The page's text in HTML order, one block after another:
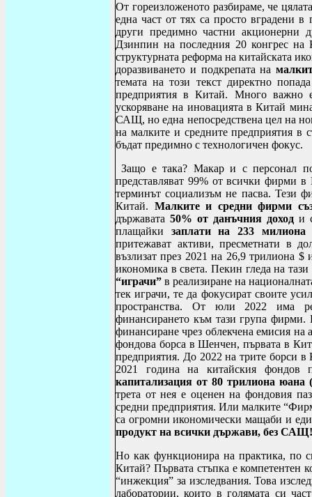
От гореизложеното разбираме, че
една част от тях са просто вградени
други предимно частни акционерни
Дзинпин на последния 20 конгрес
структурната реформа на китайската
доразвиването и подкрепата на
темата на този текст директно
предприятия в Китай. Много важно
ускоряване на иновацията в Китай
САЩ, но една непосредствена цел на
на малките и средните предприятия в
бъдат предимно с технологичен фокус.
Защо е така? Макар и с персонал
представляват 99% от всички фирми
терминът социализъм не пасва. Тези
Китай. Малките и средни фирми
държавата 50% от данъчния доход и
плащайки заплати на 233
милиона
притежават активи, пресметнати в
възлизат през 2021 на 26,9 трилиона
икономика в света. Пекин гледа на
“играчи” в реализиране на
тек играчи, те да фокусират своите
пространства. От юли 2022 има
финансирането към тази група фирми.
финансиране чрез облекчена емисия
фондова борса в Шенчен, първата в
предприятия. До 2022 на трите борси
2021 година на китайския фондов
капитализация от 80 трилиона юана
трета от нея е оценен на фондовия
средни предприятия. Или малките
са огромни икономически мащаби и
продукт на всички държави, без САЩ!
Но как функционира на практика, по
Китай? Първата стъпка е компетентен
“инжекция” за изследвания. Това
лаборатории, които в голямата си